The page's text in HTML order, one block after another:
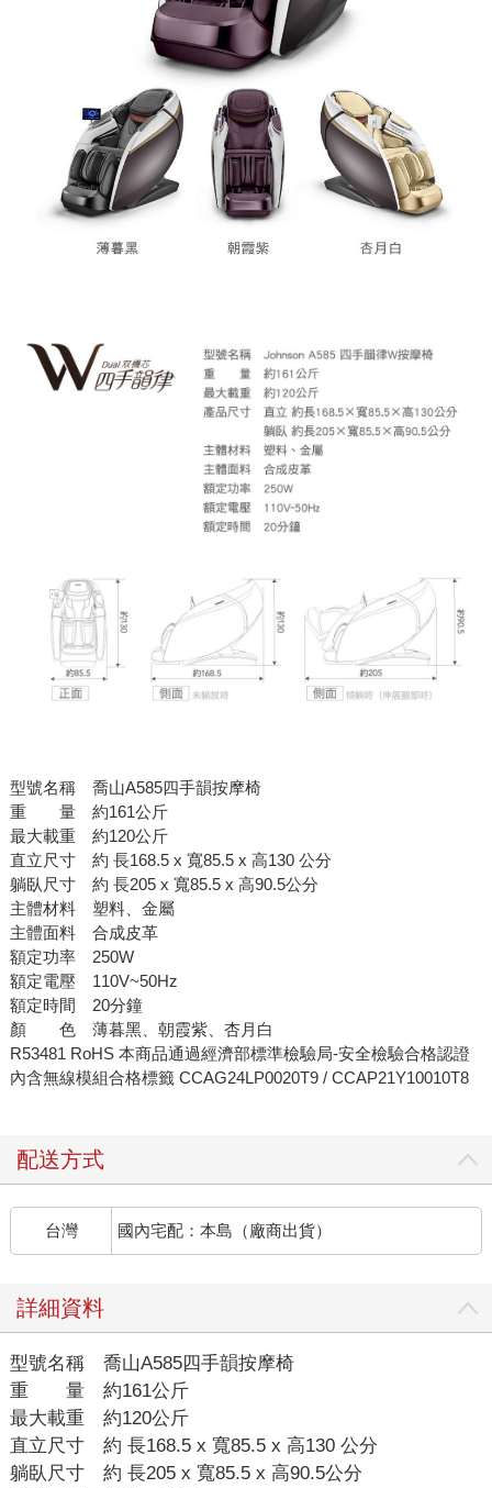
型號名稱 喬山A585四手韻按摩椅
重 量 約161公斤
最大載重 約120公斤
直立尺寸 約 長168.5 x 寬85.5 x 高130 公分
躺臥尺寸 約 長205 x 寬85.5 x 高90.5公分
主體材料 塑料、金屬
主體面料 合成皮革
額定功率 250W
額定電壓 110V~50Hz
額定時間 20分鐘
顏 色 薄暮黑、朝霞紫、杏月白
R53481 RoHS 本商品通過經濟部標準檢驗局-安全檢驗合格認證
內含無線模組合格標籤 CCAG24LP0020T9 / CCAP21Y10010T8
配送方式
台灣 國內宅配：本島（廠商出貨）
詳細資料
型號名稱 喬山A585四手韻按摩椅
重 量 約161公斤
最大載重 約120公斤
直立尺寸 約 長168.5 x 寬85.5 x 高130 公分
躺臥尺寸 約 長205 x 寬85.5 x 高90.5公分